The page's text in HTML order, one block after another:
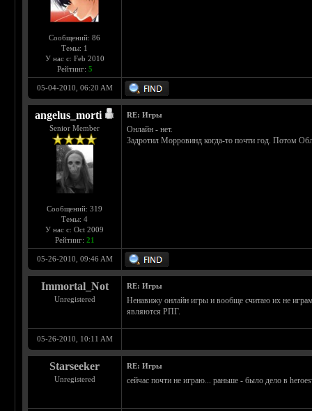
Сообщений: 86
Темы: 1
У нас с: Feb 2010
Рейтинг: 5
05-04-2010, 06:20 AM
angelus_morti
Senior Member
Сообщений: 319
Темы: 4
У нас с: Oct 2009
Рейтинг: 21
RE: Игры
Онлайн - нет.
Задротил Морровинд когда-то почти год. Потом
05-26-2010, 09:46 AM
Immortal_Not
Unregistered
RE: Игры
Ненавижу онлайн игры и вообще считаю их не
являются РПГ.
05-26-2010, 10:11 AM
Starseeker
Unregistered
RE: Игры
сейчас почти не играю... раньше - было дело в